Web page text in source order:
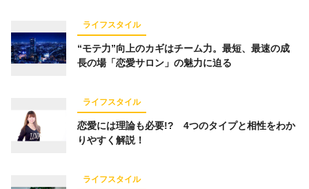
ライフスタイル
“モテ力”向上のカギはチーム力。最短、最速の成
長の場「恋愛サロン」の魅力に迫る
ライフスタイル
恋愛には理論も必要!? 4つのタイプと相性をわか
りやすく解説！
ライフスタイル